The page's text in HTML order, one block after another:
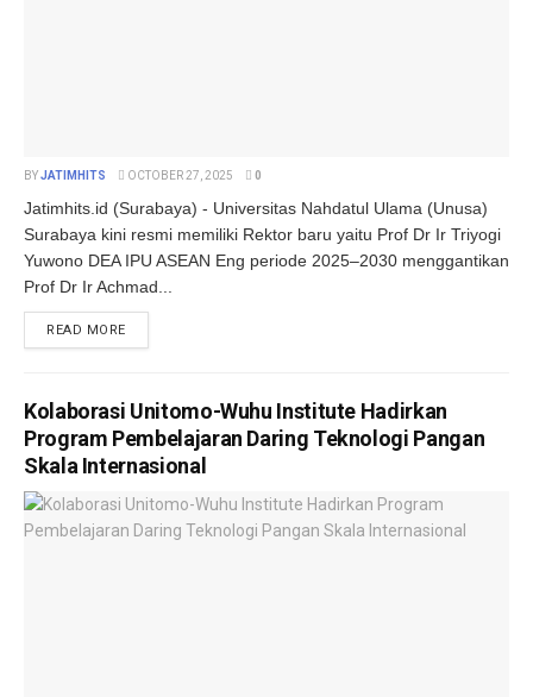
BYJATIMHITS OCTOBER 27, 2025 0
Jatimhits.id (Surabaya) - Universitas Nahdatul Ulama (Unusa)
Surabaya kini resmi memiliki Rektor baru yaitu Prof Dr Ir Triyogi
Yuwono DEA IPU ASEAN Eng periode 2025–2030 menggantikan
Prof Dr Ir Achmad...
READ MOREDETAILS
Kolaborasi Unitomo-Wuhu Institute Hadirkan
Program Pembelajaran Daring Teknologi Pangan
Skala Internasional